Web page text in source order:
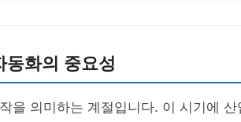
동화의 중요성
을 의미하는 계절입니다. 이 시기에